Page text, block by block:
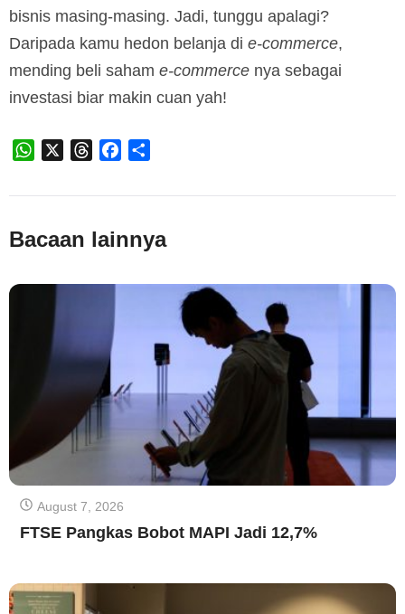
bisnis masing-masing. Jadi, tunggu apalagi?
Daripada kamu hedon belanja di e-commerce,
mending beli saham e-commerce nya sebagai
investasi biar makin cuan yah!
WhatsApp ThreadsFacebook
Bacaan lainnya
August 7, 2026
FTSE Pangkas Bobot MAPI Jadi 12,7%